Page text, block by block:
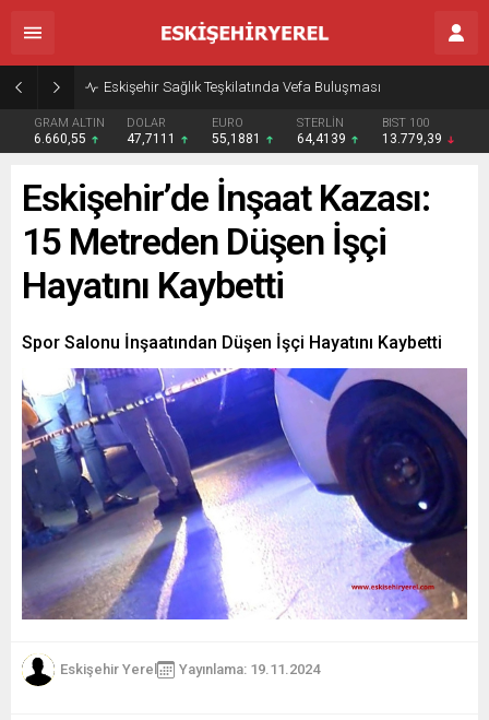
Eskişehir Sağlık Teşkilatında Vefa Buluşması
GRAM ALTIN
6.660,55
DOLAR
47,7111
EURO
55,1881
STERLİN
64,4139
BIST 100
13.779,39
Eskişehir’de İnşaat Kazası:
15 Metreden Düşen İşçi
Hayatını Kaybetti
Spor Salonu İnşaatından Düşen İşçi Hayatını Kaybetti
Eskişehir Yerel Yayınlama: 19.11.2024